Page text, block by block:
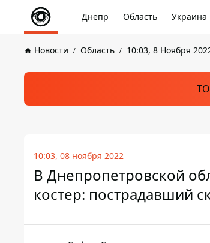
Днепр Область Украина
Новости Область 10:03, 8 Ноября
10:03, 08 ноября 2022
В Днепропетровской
костер: пострадавший